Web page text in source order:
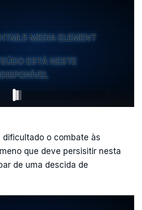
MEDIA ELEMENT
ESTÁ NESTE
o combate às
que deve persisitir nesta
de uma descida de